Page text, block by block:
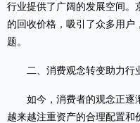
行业提供了广阔的发展空间。
的回收价格，吸引了众多用户
题。
二、消费观念转变助力行
如今，消费者的观念正逐
越来越注重资产的合理配置和